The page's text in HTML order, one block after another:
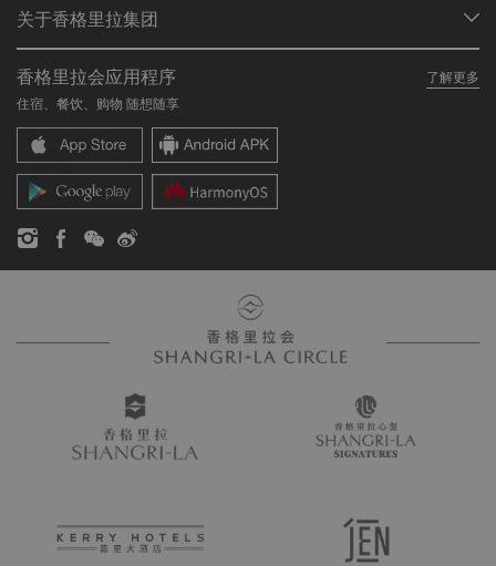
餐厅与酒吧
加入香格里拉会
常见问题
联络我们
关于香格里拉集团
我们的酒店品牌
香格里拉中心
香格里拉公寓
联系方式
职业发展
企业社会责任
新闻稿
香格里拉会应用程序
了解更多
住宿、餐饮、购物 随想随享